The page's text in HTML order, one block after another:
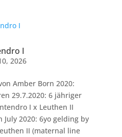
I
2026
Amber Born 2020:
29.7.2020: 6 jähriger
I x Leuthen II
2020: 6yo gelding by
II (maternal line